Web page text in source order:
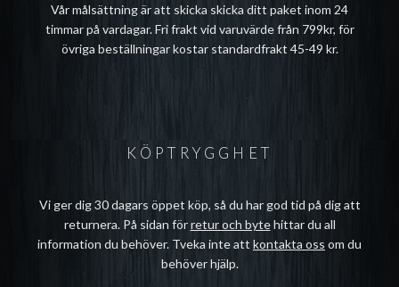
Vår målsättning är att skicka skicka ditt paket inom 24
timmar på vardagar. Fri frakt vid varuvärde från 799kr, för
övriga beställningar kostar standardfrakt 45-49 kr.
KÖPTRYGGHET
Vi ger dig 30 dagars öppet köp, så du har god tid på dig att
returnera. På sidan förretur och bytehittar du all
information du behöver. Tveka inte att kontakta oss om du
behöver hjälp.